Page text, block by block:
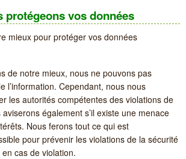
protégeons vos données
mieux pour protéger vos données
de notre mieux, nous ne pouvons pas
l’information. Cependant, nous nous
les autorités compétentes des violations de
également s’il existe une menace
Nous ferons tout ce qui est
pour prévenir les violations de la sécurité
cas de violation.